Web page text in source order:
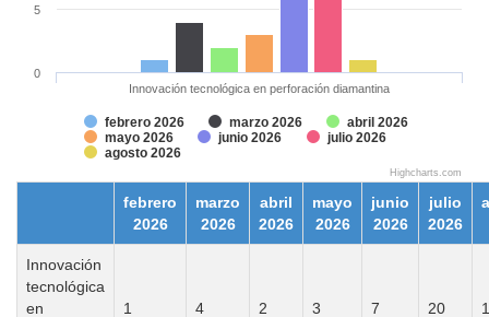
febrero 2026 marzo 2026
abril 2026
mayo 2026
junio 2026
julio 2026
agosto 2026
Innovación tecnológica en perforación diamantina
0
5
Highcharts.com
febrero
2026
marzo
2026
abril
2026
mayo
2026
junio
2026
julio
2026
Innovación
tecnológica
en
1 4 2 3 7 20 1